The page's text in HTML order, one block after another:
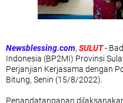
Newsblessing.com, SULUT-
Indonesia (BP2MI) Provinsi
Perjanjian Kerjasama dengan
Bitung, Senin (15/8/2022).
Penandatanganan